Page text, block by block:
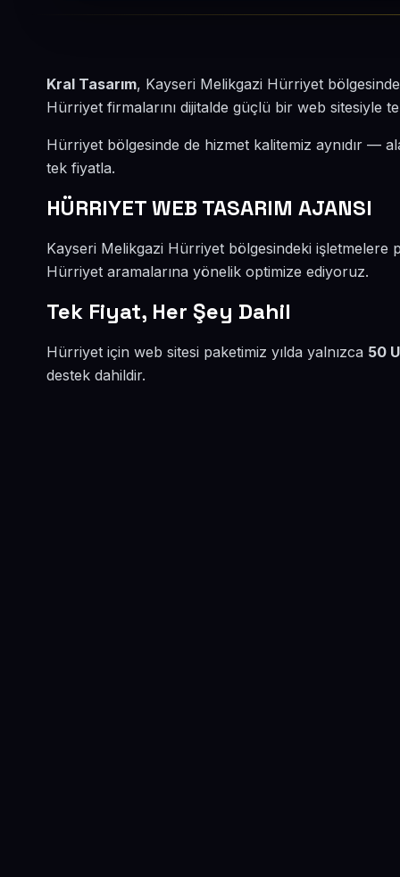
Kral Tasarım, Kayseri Melikgazi Hürriyet
Hürriyet firmalarını dijitalde güçlü bir web sitesiyle
Hürriyet bölgesinde de hizmet kalitemiz aynıdır —
tek fiyatla.
HÜRRIYET WEB TASARIM AJANSI
Kayseri Melikgazi Hürriyet bölgesindeki işletmelere
Hürriyet aramalarına yönelik optimize ediyoruz.
Tek Fiyat, Her Şey Dahil
Hürriyet için web sitesi paketimiz yılda yalnızca 50
destek dahildir.